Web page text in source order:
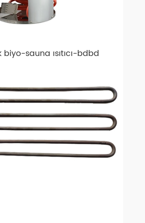
biyo-sauna ısıtıcı-bdbd